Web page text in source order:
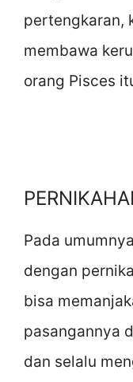
pertengkaran,
membawa
orang Pisces
Pada
dengan
bisa
pasangannya
dan selalu